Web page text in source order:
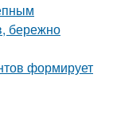
бережно
формирует